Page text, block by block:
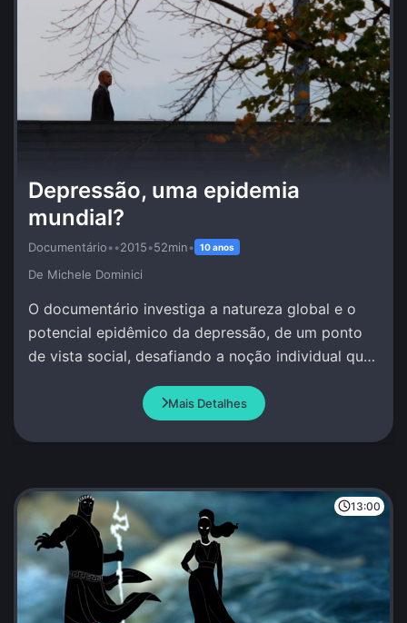
Depressão, uma epidemia
mundial?
Documentário••2015•52min• 10 anos
De Michele Dominici
O documentário investiga a natureza global e o
potencial epidêmico da depressão, de um ponto
de vista social, desafiando a noção individual que
Mais Detalhes
13:00